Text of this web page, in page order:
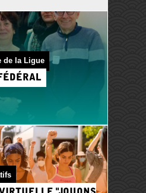
de la Ligue
fédéral